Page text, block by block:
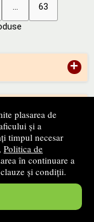
plasarea de
și a
timpul necesar
, Politica de
în continuare a
și condiții.
+
-
63